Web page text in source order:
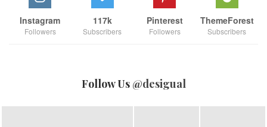
หากต้องการให้ข่าวมีโทน “สำนักข่าวเศรษฐกิจ”, “ข่าวการเมือง
เข้มข้น” หรือ “ข่าวประชาสัมพันธ์ที่ดูเป็นกลาง” ผมสามารถปรับ
สำนวนให้เหมาะกับสื่อที่ต้องการได้ครับ
Instagram
Followers
117k
Subscribers
Pinterest
Followers
ThemeForest
Subscribers
Follow Us @desigual